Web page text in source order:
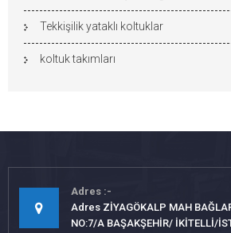
Tekkişilik yataklı koltuklar
koltuk takımları
Adres
Adres ZİYAGÖKALP MAH
NO:7/A BAŞAKŞEHİR/ İKİTELLİ/